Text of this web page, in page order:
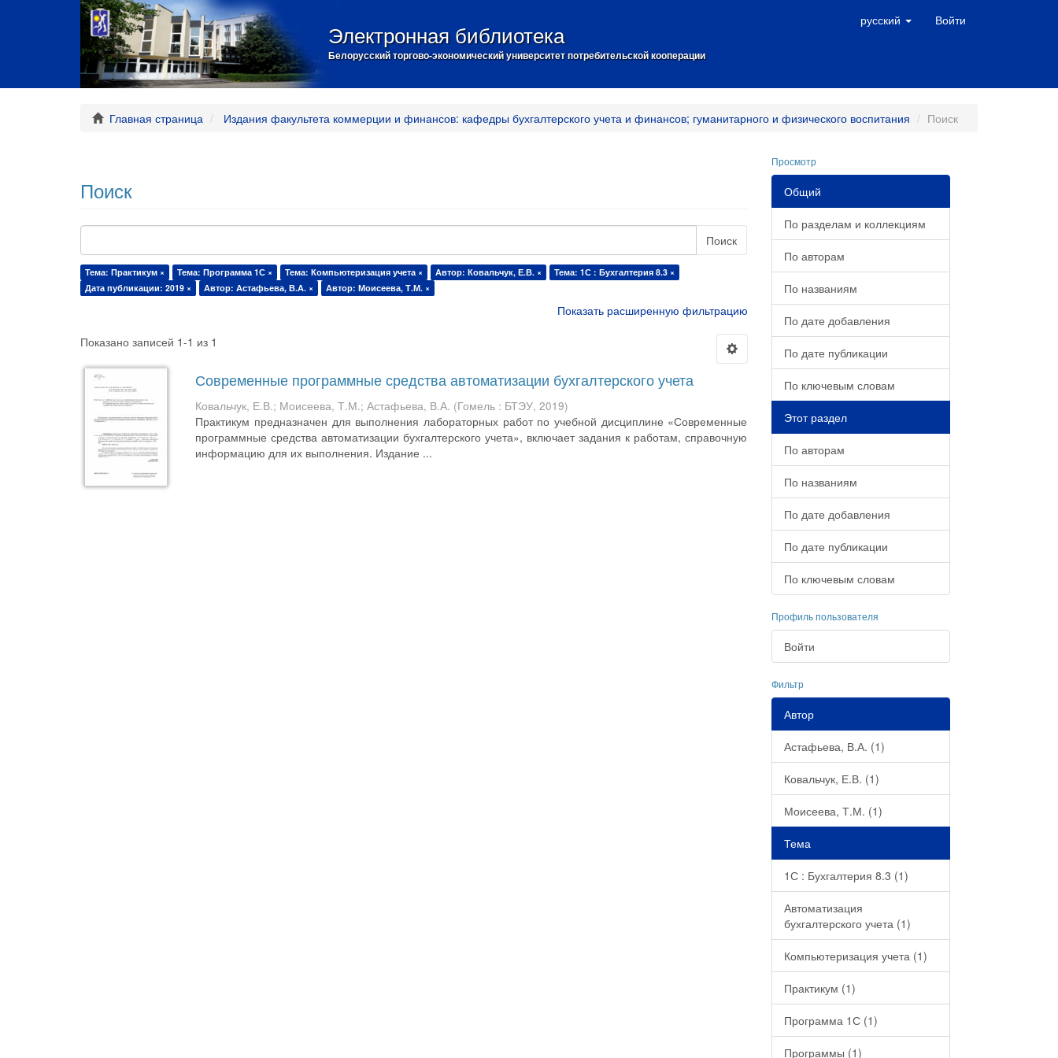
Электронная библиотека
Белорусский торгово-экономический университет потребительской кооперации
русский Войти
Главная страница Издания факультета коммерции и финансов: кафедры бухгалтерского учета и финансов; гуманитарного и физического воспитания Поиск
Поиск
Поиск
Тема: Практикум × Тема: Программа 1С × Тема: Компьютеризация учета × Автор: Ковальчук, Е.В. ×
Тема: 1С : Бухгалтерия 8.3 ×
Дата публикации: 2019 ×
Автор: Астафьева, В.А. × Автор: Моисеева, Т.М. ×
Показать расширенную фильтрацию
Показано записей 1-1 из 1
Современные программные средства автоматизации бухгалтерского учета
Ковальчук, Е.В.; Моисеева, Т.М.;Астафьева, В.А. (Гомель : БТЭУ,2019)
Практикум предназначен для выполнения лабораторных работ по учебной дисциплине «Современные
программные средства автоматизации бухгалтерского учета», включает задания к работам, справочную
информацию для их выполнения. Издание ...
Просмотр
Общий
По разделам и коллекциям
По авторам
По названиям
По дате добавления
По дате публикации
По ключевым словам
Этот раздел
По авторам
По названиям
По дате добавления
По дате публикации
По ключевым словам
Профиль пользователя
Войти
Фильтр
Автор
Астафьева, В.А. (1)
Ковальчук, Е.В. (1)
Моисеева, Т.М. (1)
Тема
1С : Бухгалтерия 8.3 (1)
Автоматизация
бухгалтерского учета (1)
Компьютеризация учета (1)
Практикум (1)
Программа 1С (1)
Программы (1)